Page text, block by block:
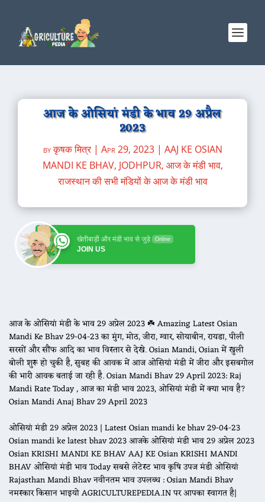
आज के ओसियां मंडी के भाव 29 अप्रैल
2023
byकृषक मित्र| Apr 29, 2023| AAJ KE OSIAN
MANDI KE BHAV, JODHPUR, आज के मंडी भाव,
राजस्थान की सभी मंडियों के आज के मंडी भाव
खेतीबाड़ी और मंडी भाव से जुड़े Online
JOIN US
आज के ओसियां मंडी के भाव 29 अप्रेल 2023 ☘️ Amazing Latest Osian
Mandi Ke Bhav 29-04-23 का मुंग, मोठ, जीरा, ग्वार, सोयाबीन, रायडा, पीली
सरसों और सौंफ आदि का भाव विस्तार से देखे. Osian Mandi, Osian में खुली
बोली शुरू हो चुकी है, सुबह की आवक में आज ओसियां मंडी में जीरा और इसबगोल
की भारी आवक बताई जा रही है. Osian Mandi Bhav 29 April 2023: Raj
Mandi Rate Today , आज का मंडी भाव 2023, ओसियां मंडी में क्या भाव है?
Osian Mandi Anaj Bhav 29 April 2023
ओसियां मंडी 29 अप्रेल 2023 | Latest Osian mandi ke bhav 29-04-23
Osian mandi ke latest bhav 2023 आजके ओसियां मंडी भाव 29 अप्रेल 2023
Osian KRISHI MANDI KE BHAV AAJ KE Osian KRISHI MANDI
BHAV ओसियां मंडी भाव Today सबसे लेटेस्ट भाव कृषि उपज मंडी ओसियां
Rajasthan Mandi Bhav नवीनतम भाव उपलब्ध : Osian Mandi Bhav
नमस्कार किसान भाइयो AGRICULTUREPEDIA.IN पर आपका स्वागत है|